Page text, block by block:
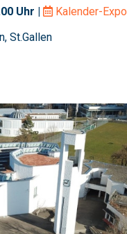
Uhr |
Kalender-
St.Gallen